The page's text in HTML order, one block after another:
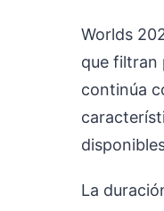
Worlds
que filtran
continúa
La